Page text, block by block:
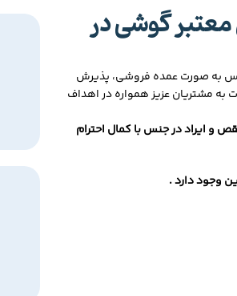
گوشی در
به صورت عمده فروشی، پذیرش
به مشتریان عزیز همواره در اهداف
و ایراد در جنس با کمال احترام
وجود دارد .